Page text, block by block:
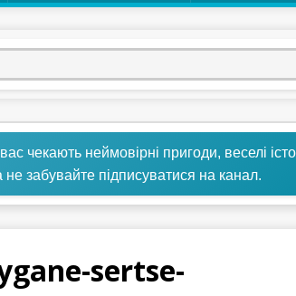
чекають неймовірні пригоди, веселі
не забувайте підписуватися на канал.
sertse-